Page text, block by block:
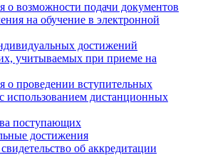
о возможности подачи документов
на обучение в электронной
достижений
учитываемых при приеме на
о проведении вступительных
использованием дистанционных
поступающих
достижения
об аккредитации